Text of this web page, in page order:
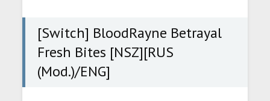
[Switch] BloodRayne Betrayal
Fresh Bites [NSZ][RUS
(Mod.)/ENG]